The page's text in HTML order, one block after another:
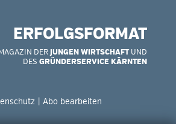
ERFOLGSFORMAT
DERJUNGEN WIRTSCHAFTUND
DES GRÜNDERSERVICE KÄRNTEN
überspringen
Abo bearbeiten